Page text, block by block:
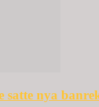
satte nya